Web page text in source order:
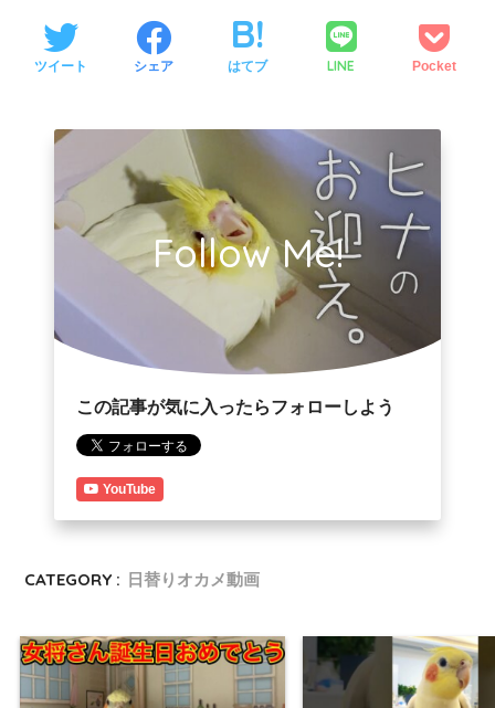
ツイート シェア はてブ LINE Pocket
Follow Me!
この記事が気に入ったらフォローしよう
YouTube
CATEGORY : 日替りオカメ動画